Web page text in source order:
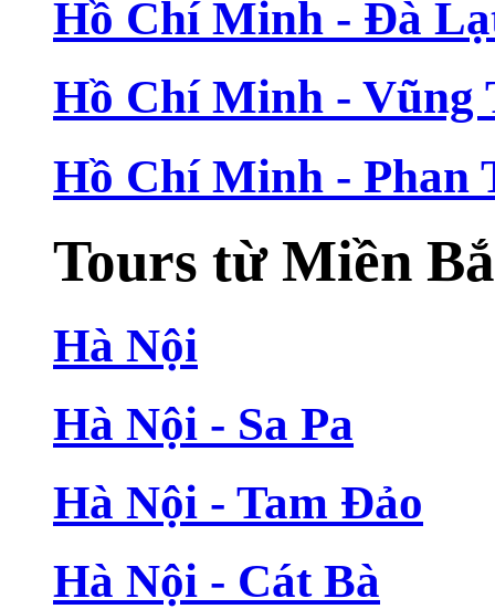
Hồ Chí Minh - Đà
Hồ Chí Minh - Vũng
Hồ Chí Minh - Phan
Tours từ Miền
Hà Nội
Hà Nội - Sa Pa
Hà Nội - Tam Đảo
Hà Nội - Cát Bà